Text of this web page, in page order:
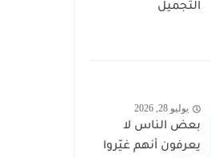
التجميل
يوليو 28, 2026
بعض الناس لا
يعرفون أنهم غيّروا